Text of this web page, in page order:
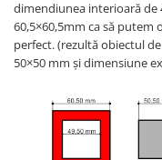
dimendiunea interioară de
60,5×60,5mm ca să
perfect. (rezultă obiectul
50×50 mm și dimensiune